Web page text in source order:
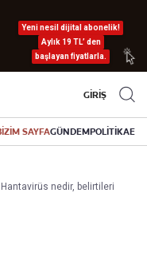
Yeni nesil dijital abonelik!
Aylık 19 TL’ den
başlayan fiyatlarla.
GİRİŞ
SAYFAGÜNDEMPOLİTİKA
Hantavirüs nedir, belirtileri